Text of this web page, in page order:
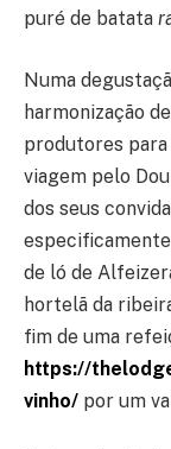
puré de batata
Numa
harmonização
produtores para
viagem pelo
dos seus
de ló de
hortelã da
fim de uma
https://
vinho/ por um